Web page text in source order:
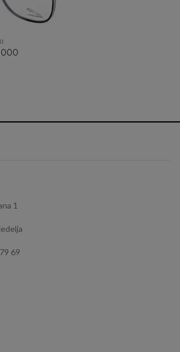
1
69